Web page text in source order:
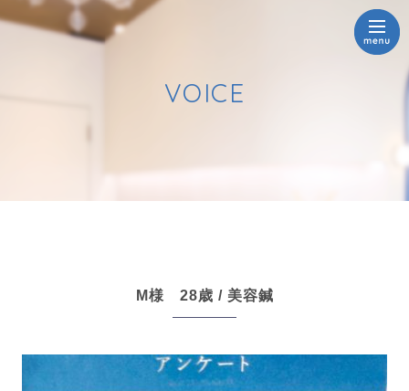
VOICE
M様 28歳 / 美容鍼